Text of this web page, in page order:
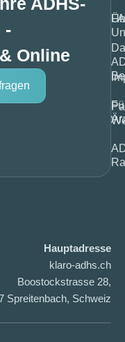
-
Online
Hauptadresse
klaro-adhs.ch
Boostockstrasse 28,
Spreitenbach, Schweiz